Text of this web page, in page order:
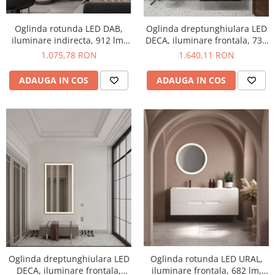
Oglinda rotunda LED DAB,
iluminare indirecta, 912 lm,
IP44, intrerupator touch,
80 cm - NOVA LUCE
1.075,78 RON
ADAUGA IN COS
Oglinda dreptunghiulara LED
DECA, iluminare frontala, 734
lm, IP44, intrerupator touch,
- NOVA LUCE
1.640,11 RON
ADAUGA IN COS
Oglinda dreptunghiulara LED
DECA, iluminare frontala,
Oglinda rotunda LED URAL,
iluminare frontala, 682 lm,